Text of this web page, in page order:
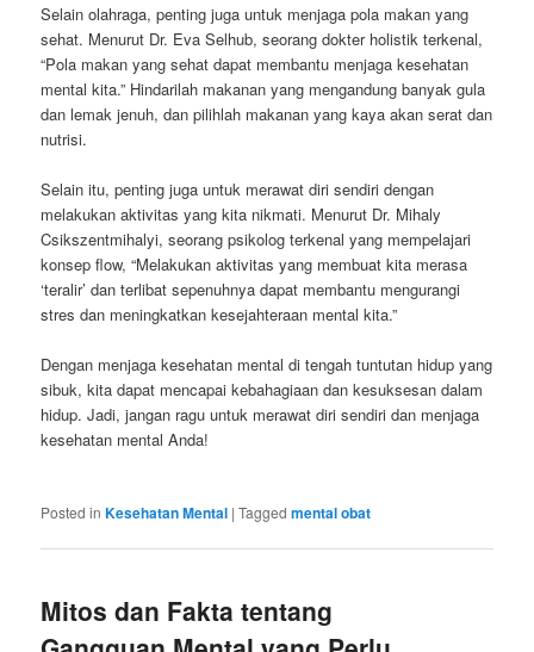
Selain olahraga, penting juga untuk menjaga pola makan yang
sehat. Menurut Dr. Eva Selhub, seorang dokter holistik terkenal,
“Pola makan yang sehat dapat membantu menjaga kesehatan
mental kita.” Hindarilah makanan yang mengandung banyak gula
dan lemak jenuh, dan pilihlah makanan yang kaya akan serat dan
nutrisi.
Selain itu, penting juga untuk merawat diri sendiri dengan
melakukan aktivitas yang kita nikmati. Menurut Dr. Mihaly
Csikszentmihalyi, seorang psikolog terkenal yang mempelajari
konsep flow, “Melakukan aktivitas yang membuat kita merasa
‘teralir’ dan terlibat sepenuhnya dapat membantu mengurangi
stres dan meningkatkan kesejahteraan mental kita.”
Dengan menjaga kesehatan mental di tengah tuntutan hidup yang
sibuk, kita dapat mencapai kebahagiaan dan kesuksesan dalam
hidup. Jadi, jangan ragu untuk merawat diri sendiri dan menjaga
kesehatan mental Anda!
Posted in Kesehatan Mental |Tagged mental obat
Mitos dan Fakta tentang